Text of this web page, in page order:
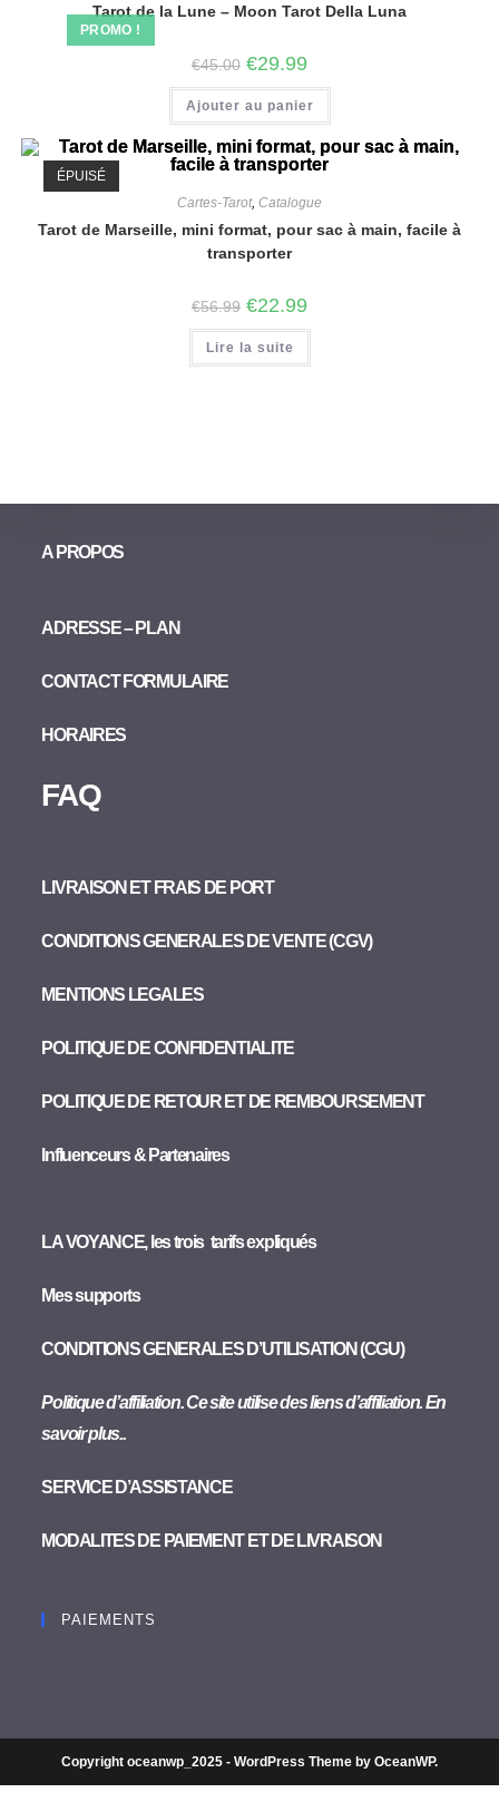
PROMO !
Tarot de la Lune – Moon Tarot Della Luna
€45.00 €29.99
Ajouter au panier
ÉPUISÉ
Cartes-Tarot, Catalogue
Tarot de Marseille, mini format, pour sac à main, facile à
transporter
€56.99 €22.99
Lire la suite
A PROPOS
ADRESSE – PLAN
CONTACT FORMULAIRE
HORAIRES
FAQ
LIVRAISON ET FRAIS DE PORT
CONDITIONS GENERALES DE VENTE (CGV)
MENTIONS LEGALES
POLITIQUE DE CONFIDENTIALITE
POLITIQUE DE RETOUR ET DE REMBOURSEMENT
Influenceurs & Partenaires
LA VOYANCE, les trois tarifs expliqués
Mes supports
CONDITIONS GENERALES D’UTILISATION (CGU)
Politique d’affiliation. Ce site utilise des liens d’affiliation. En
savoir plus..
SERVICE D’ASSISTANCE
MODALITES DE PAIEMENT ET DE LIVRAISON
PAIEMENTS
Copyright oceanwp_2025 - WordPress Theme by OceanWP.